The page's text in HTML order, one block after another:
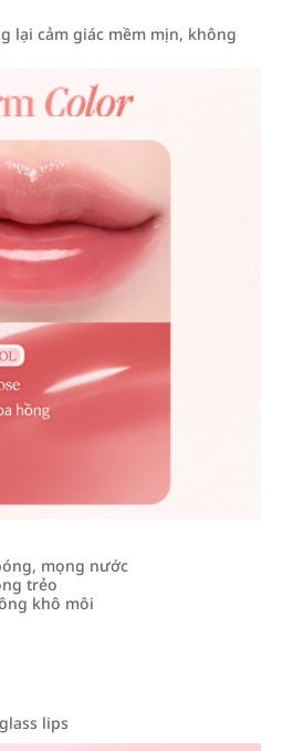
lại cảm giác mềm mịn, không
mọng nước
trẻo
khô môi
lips